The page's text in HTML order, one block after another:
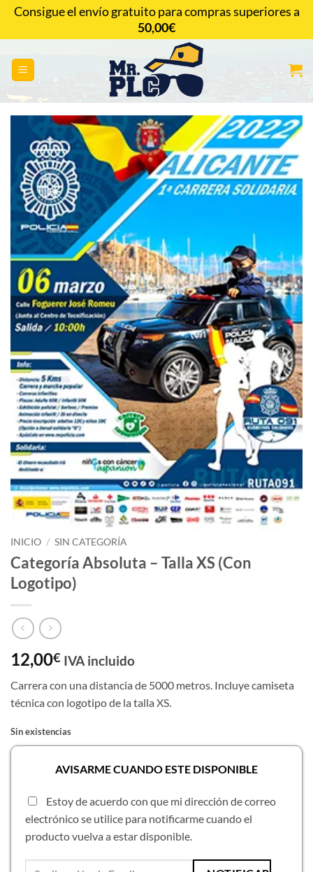
Saltar
contenido
CONTACTAR
INICIO / SIN CATEGORÍA
Categoría Absoluta – Talla XS (Con
Logotipo)
12,00€ IVA incluido
Carrera con una distancia de 5000 metros. Incluye camiseta
técnica con logotipo de la talla XS.
Sin existencias
AVISARME CUANDO ESTE DISPONIBLE
Estoy de acuerdo con que mi dirección de correo
electrónico se utilice para notificarme cuando el
producto vuelva a estar disponible.
Consigue el envío gratuito para compras superiores a
50,00€